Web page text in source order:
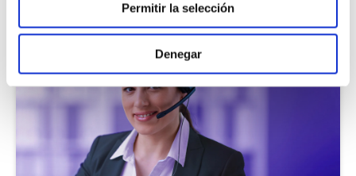
Permitir la selección
Denegar